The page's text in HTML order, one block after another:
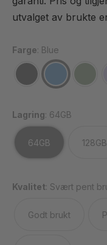
utvalget av brukte
Farge: Blue
Lagring: 64GB
64GB 128GB
Kvalitet: Svært pent
Godt brukt